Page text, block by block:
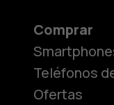
Comprar
Teléfonos
Ofertas